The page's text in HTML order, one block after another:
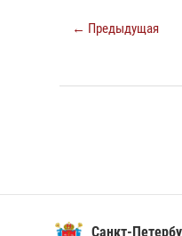
← Предыдущая
Санкт-